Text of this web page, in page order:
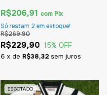
R$229,90
R$269,90
15% OFF
6 x de R$38,32 sem juros
R$206,91 com Pix
Só restam 2 em estoque!
ESGOTADO